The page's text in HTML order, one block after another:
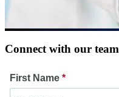
Connect with our team